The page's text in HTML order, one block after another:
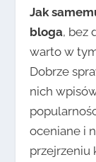
Jak
bloga, bez
warto w
Dobrze
nich
oceniane i
przejrzeniu